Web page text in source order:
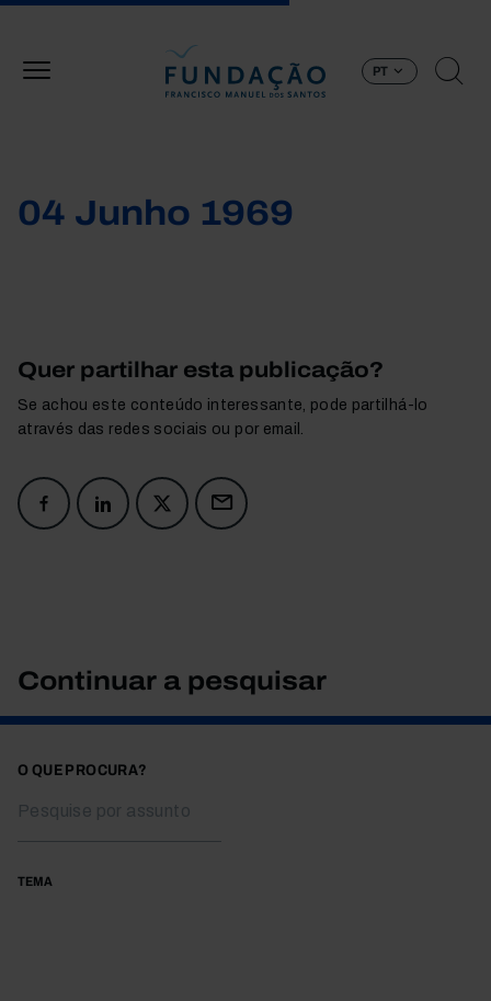
PT
04 Junho 1969
Quer partilhar esta publicação?
Se achou este conteúdo interessante, pode partilhá-lo
através das redes sociais ou por email.
Continuar a pesquisar
O QUE PROCURA?
TEMA